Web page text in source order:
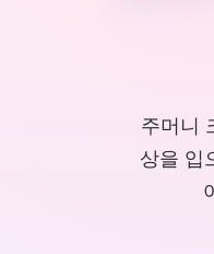
주머니
상을 입